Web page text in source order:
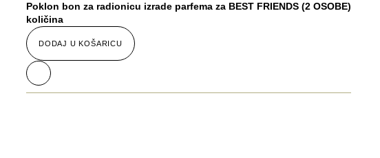
Poklon bon za radionicu izrade parfema za BEST FRIENDS (2 OSOBE)
količina
DODAJ U KOŠARICU